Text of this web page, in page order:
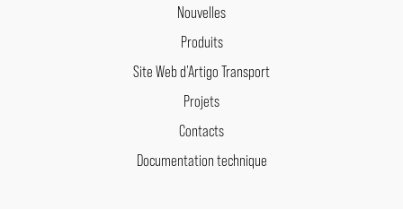
Nouvelles
Produits
Site Web d’Artigo Transport
Projets
Contacts
Documentation technique